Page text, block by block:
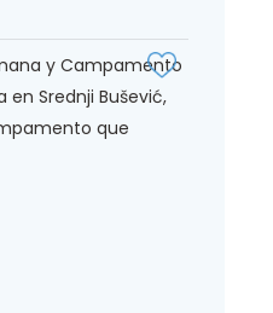
y Campamento
en Srednji Bušević,
que